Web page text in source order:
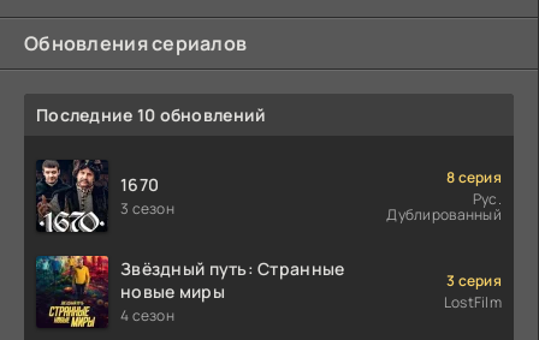
Обновления сериалов
Последние 10 обновлений
1670
3 сезон
8 серия
Рус.
Дублированный
Звёздный путь: Странные
новые миры
4 сезон
3 серия
LostFilm